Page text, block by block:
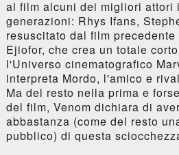
al film alcuni dei migliori attori
generazioni: Rhys Ifans,
resuscitato dal film
Ejiofor, che crea un totale
l'Universo cinematografico
interpreta Mordo, l'amico e
Ma del resto nella prima e
del film, Venom dichiara di
abbastanza (come del resto
pubblico) di questa